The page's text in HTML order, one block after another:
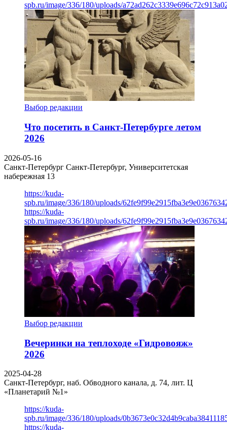
spb.ru/image/336/180/uploads/
Выбор редакции
Что посетить в Санкт-Петербурге летом
2026
2026-05-16
Санкт-Петербург Санкт-Петербург, Университетская
набережная 13
https://kuda-
spb.ru/image/336/180/uploads/
https://kuda-
spb.ru/image/336/180/uploads/
Выбор редакции
Вечеринки на теплоходе «Гидровояж»
2026
2025-04-28
Санкт-Петербург, наб. Обводного канала, д. 74, лит. Ц
«Планетарий №1»
https://kuda-
spb.ru/image/336/180/uploads/
https://kuda-